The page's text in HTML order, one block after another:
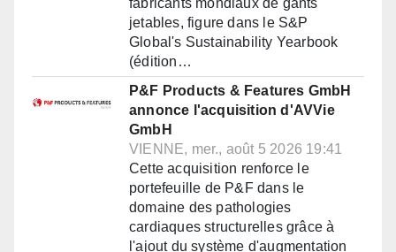
jetables, figure dans le S&P
Global's Sustainability Yearbook
(édition…
P&F Products & Features GmbH
annonce l'acquisition d'AVVie
GmbH
VIENNE, mer., août 5 2026 19:41
Cette acquisition renforce le
portefeuille de P&F dans le
domaine des pathologies
cardiaques structurelles grâce à
l'ajout du système d'augmentation